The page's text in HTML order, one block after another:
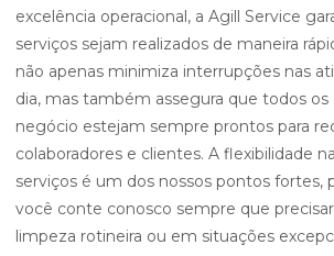
excelência operacional, a Agill Service
serviços sejam realizados de maneira
não apenas minimiza interrupções nas
dia, mas também assegura que todos
negócio estejam sempre prontos para
colaboradores e clientes. A flexibilidade
serviços é um dos nossos pontos fortes,
você conte conosco sempre que
limpeza rotineira ou em situações